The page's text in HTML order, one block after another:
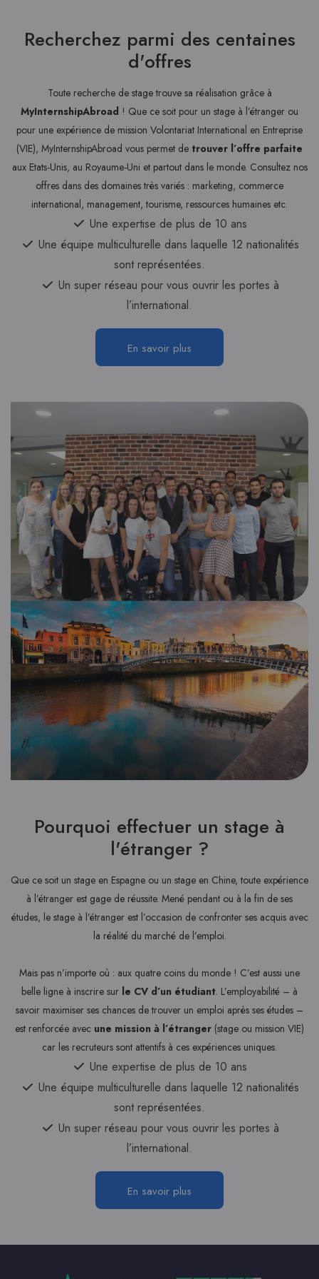
Recherchez parmi des centaines
d'offres
Toute recherche de stage trouve sa réalisation grâce à
MyInternshipAbroad ! Que ce soit pour un stage à l’étranger ou
pour une expérience de mission Volontariat International en Entreprise
(VIE), MyInternshipAbroad vous permet de trouver l’offre parfaite
aux Etats-Unis, au Royaume-Uni et partout dans le monde. Consultez nos
offres dans des domaines très variés : marketing, commerce
international, management, tourisme, ressources humaines etc.
Une expertise de plus de 10 ans
Une équipe multiculturelle dans laquelle 12 nationalités
sont représentées.
Un super réseau pour vous ouvrir les portes à
l’international.
En savoir plus
Pourquoi effectuer un stage à
l'étranger ?
Que ce soit un stage en Espagne ou un stage en Chine, toute expérience
à l’étranger est gage de réussite. Mené pendant ou à la fin de ses
études, le stage à l’étranger est l’occasion de confronter ses acquis avec
la réalité du marché de l’emploi.
Mais pas n’importe où : aux quatre coins du monde ! C’est aussi une
belle ligne à inscrire sur le CV d’un étudiant. L’employabilité – à
savoir maximiser ses chances de trouver un emploi après ses études –
est renforcée avec une mission à l’étranger (stage ou mission VIE)
car les recruteurs sont attentifs à ces expériences uniques.
Une expertise de plus de 10 ans
Une équipe multiculturelle dans laquelle 12 nationalités
sont représentées.
Un super réseau pour vous ouvrir les portes à
l’international.
En savoir plus